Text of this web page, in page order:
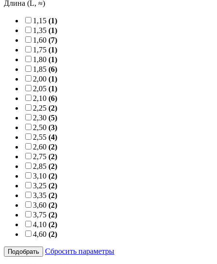
Длина (L, ≈)
1,15 (1)
1,35 (1)
1,60 (7)
1,75 (1)
1,80 (1)
1,85 (6)
2,00 (1)
2,05 (1)
2,10 (6)
2,25 (2)
2,30 (5)
2,50 (3)
2,55 (4)
2,60 (2)
2,75 (2)
2,85 (2)
3,10 (2)
3,25 (2)
3,35 (2)
3,60 (2)
3,75 (2)
4,10 (2)
4,60 (2)
Подобрать Сбросить параметры